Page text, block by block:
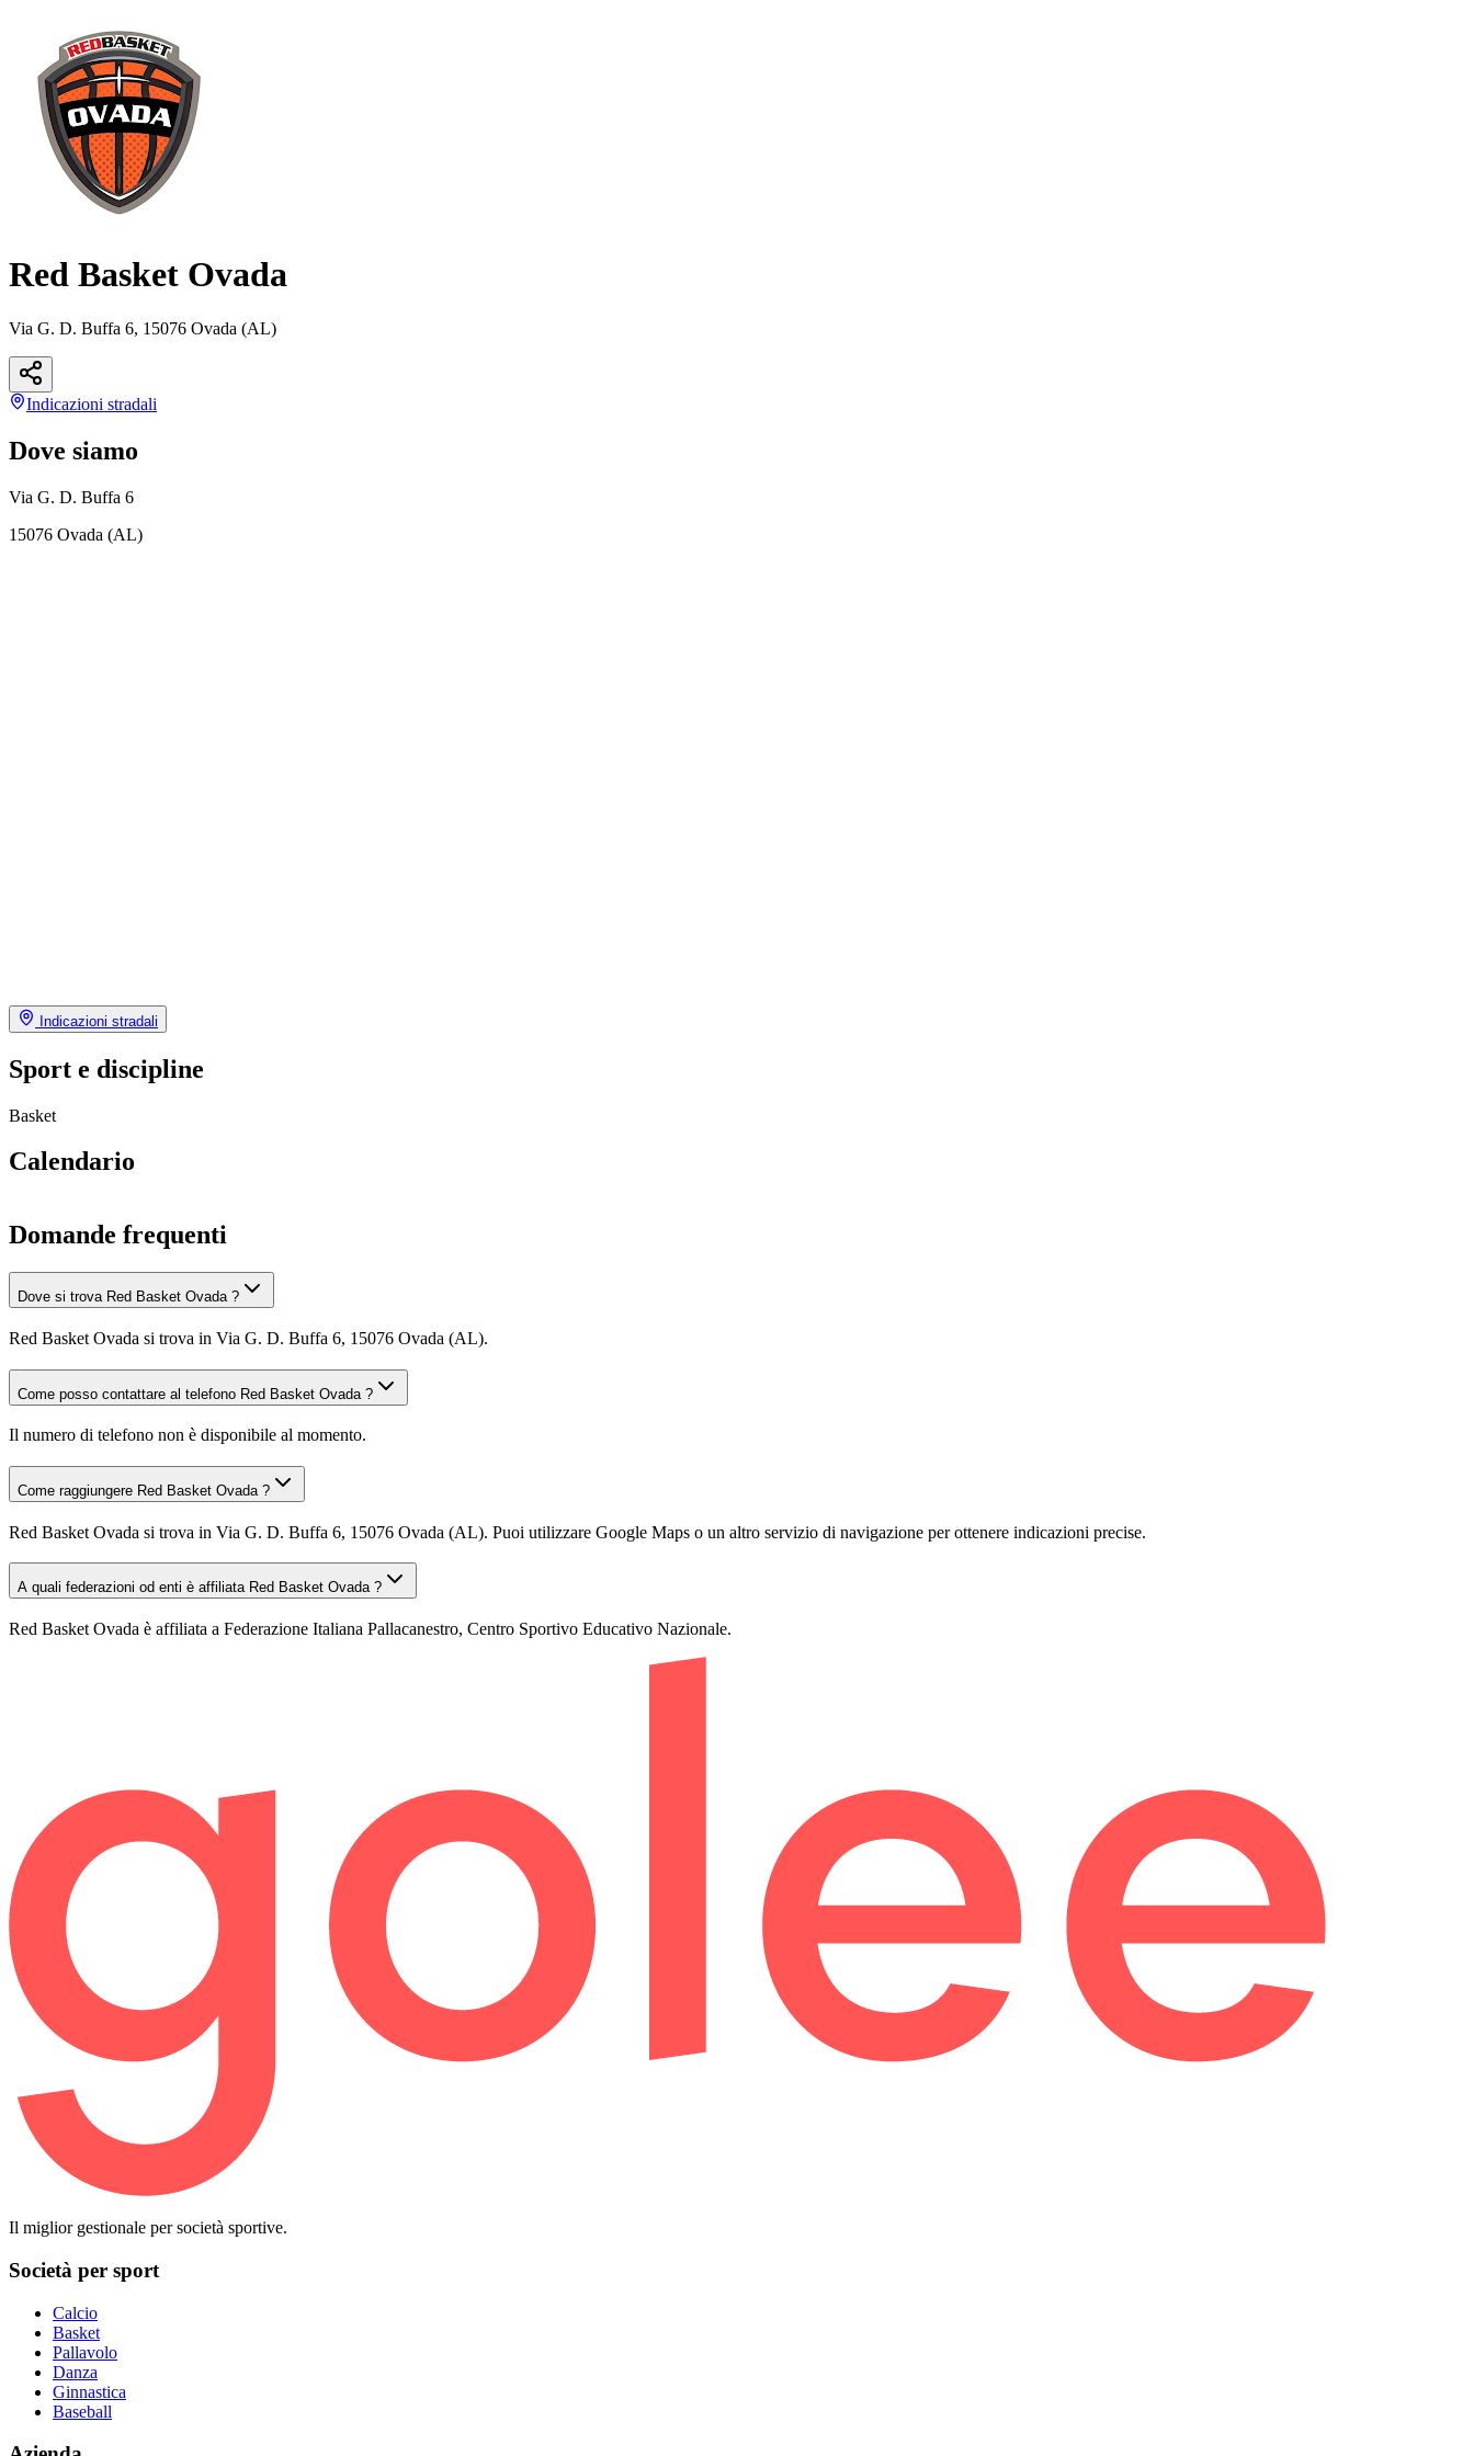
Red Basket Ovada
Via G. D. Buffa 6, 15076 Ovada (AL)
Indicazioni stradali
Dove siamo
Via G. D. Buffa 6
15076 Ovada (AL)
Indicazioni stradali
Sport e discipline
Basket
Calendario
Domande frequenti
Dove si trova Red Basket Ovada ?
Red Basket Ovada si trova in Via G. D. Buffa 6, 15076 Ovada (AL).
Come posso contattare al telefono Red Basket Ovada ?
Il numero di telefono non è disponibile al momento.
Come raggiungere Red Basket Ovada ?
Red Basket Ovada si trova in Via G. D. Buffa 6, 15076 Ovada (AL). Puoi utilizzare Google Maps o un altro servizio di navigazione per ottenere indicazioni precise.
A quali federazioni od enti è affiliata Red Basket Ovada ?
Red Basket Ovada è affiliata a Federazione Italiana Pallacanestro, Centro Sportivo Educativo Nazionale.
Il miglior gestionale per società sportive.
Società per sport
Calcio
Basket
Pallavolo
Danza
Ginnastica
Baseball